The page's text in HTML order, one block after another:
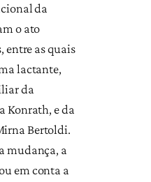
da
o ato
entre as quais
lactante,
da
Konrath, e da
Bertoldi.
mudança, a
em conta a